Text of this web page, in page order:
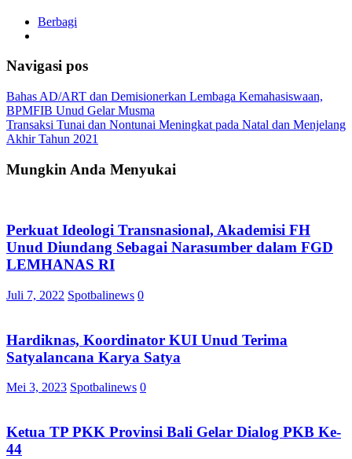
Berbagi
Navigasi pos
Bahas AD/ART dan Demisionerkan Lembaga Kemahasiswaan,
BPMFIB Unud Gelar Musma
Transaksi Tunai dan Nontunai Meningkat pada Natal dan Menjelang
Akhir Tahun 2021
Mungkin Anda Menyukai
Perkuat Ideologi Transnasional, Akademisi FH
Unud Diundang Sebagai Narasumber dalam FGD
LEMHANAS RI
Juli 7, 2022 Spotbalinews 0
Hardiknas, Koordinator KUI Unud Terima
Satyalancana Karya Satya
Mei 3, 2023 Spotbalinews 0
Ketua TP PKK Provinsi Bali Gelar Dialog PKB Ke-
44